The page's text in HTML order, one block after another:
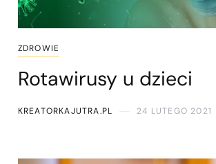
ZDROWIE
Rotawirusy u dzieci
KREATORKAJUTRA.PL 24 LUTEGO 2021